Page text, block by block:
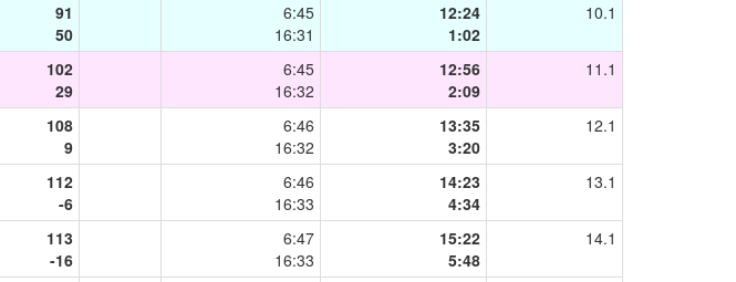
91
50
6:45
16:31
12:24
1:02
10.1
102
29
6:45
16:32
12:56
2:09
11.1
108
9
6:46
16:32
13:35
3:20
12.1
112
-6
6:46
16:33
14:23
4:34
13.1
113
-16
6:47
16:33
15:22
5:48
14.1